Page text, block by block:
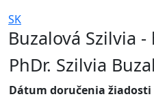
SK
Buzalová Szilvia
PhDr. Szilvia
Dátum doručenia žiadosti